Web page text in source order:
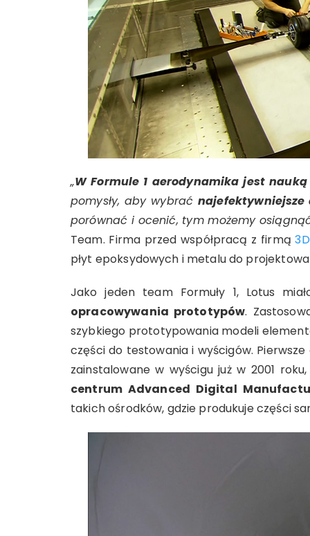
„W Formule 1 aerodynamika jest
pomysły, aby wybraćnajefektywniejsze
porównać i ocenić, tym możemy
Team. Firma przed współpracą z firmą
płyt epoksydowych i metalu do
Jako jeden team Formuły 1, Lotus
opracowywania prototypów.
szybkiego prototypowania modeli
części do testowania i wyścigów.
zainstalowane w wyścigu już w 2001
centrum Advanced Digital
takich ośrodków, gdzie produkuje części